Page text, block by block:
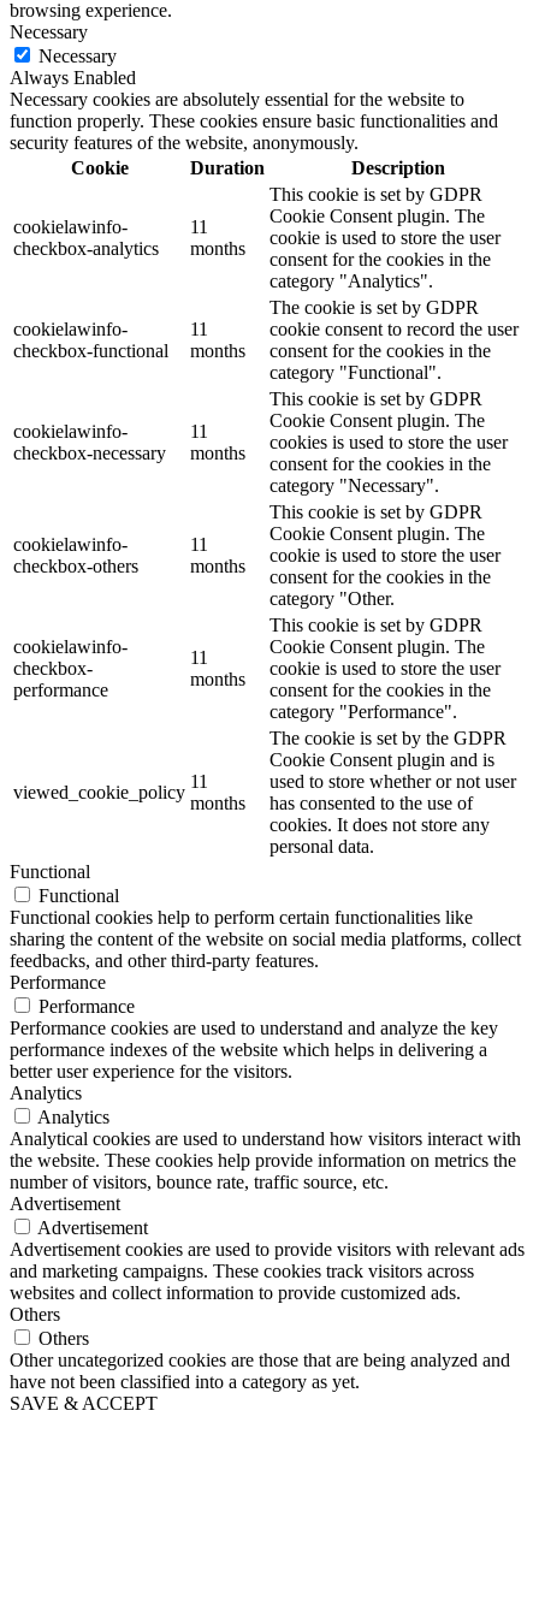
browsing experience.
Necessary
Necessary
Always Enabled
Necessary cookies are absolutely essential for the website to
function properly. These cookies ensure basic functionalities and
security features of the website, anonymously.
Cookie
Duration Description
cookielawinfo-
checkbox-analytics
11
months
This cookie is set by GDPR
Cookie Consent plugin. The
cookie is used to store the user
consent for the cookies in the
category "Analytics".
cookielawinfo-
checkbox-functional
11
months
The cookie is set by GDPR
cookie consent to record the user
consent for the cookies in the
category "Functional".
cookielawinfo-
checkbox-necessary
11
months
This cookie is set by GDPR
Cookie Consent plugin. The
cookies is used to store the user
consent for the cookies in the
category "Necessary".
cookielawinfo-
checkbox-others
11
months
This cookie is set by GDPR
Cookie Consent plugin. The
cookie is used to store the user
consent for the cookies in the
category "Other.
cookielawinfo-
checkbox-
performance
11
months
This cookie is set by GDPR
Cookie Consent plugin. The
cookie is used to store the user
consent for the cookies in the
category "Performance".
viewed_cookie_policy
11
months
The cookie is set by the GDPR
Cookie Consent plugin and is
used to store whether or not user
has consented to the use of
cookies. It does not store any
personal data.
Functional
Functional
Functional cookies help to perform certain functionalities like
sharing the content of the website on social media platforms, collect
feedbacks, and other third-party features.
Performance
Performance
Performance cookies are used to understand and analyze the key
performance indexes of the website which helps in delivering a
better user experience for the visitors.
Analytics
Analytics
Analytical cookies are used to understand how visitors interact with
the website. These cookies help provide information on metrics the
number of visitors, bounce rate, traffic source, etc.
Advertisement
Advertisement
Advertisement cookies are used to provide visitors with relevant ads
and marketing campaigns. These cookies track visitors across
websites and collect information to provide customized ads.
Others
Others
Other uncategorized cookies are those that are being analyzed and
have not been classified into a category as yet.
SAVE & ACCEPT